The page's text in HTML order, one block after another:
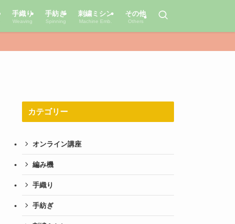
手織り
Weaving
手紡ぎ
Spinning
刺繍ミシン
Machine Emb.
その他
Others
カテゴリー
オンライン講座
編み機
手織り
手紡ぎ